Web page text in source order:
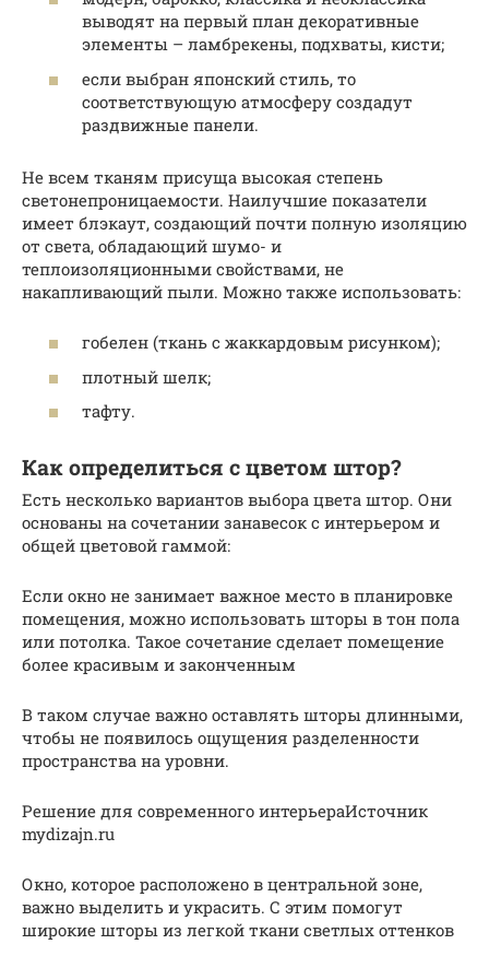
выводят на первый план декоративные
элементы – ламбрекены, подхваты, кисти;
если выбран японский стиль, то
соответствующую атмосферу создадут
раздвижные панели.
Не всем тканям присуща высокая степень
светонепроницаемости. Наилучшие показатели
имеет блэкаут, создающий почти полную изоляцию
от света, обладающий шумо- и
теплоизоляционными свойствами, не
накапливающий пыли. Можно также использовать:
гобелен (ткань с жаккардовым рисунком);
плотный шелк;
тафту.
Как определиться с цветом штор?
Есть несколько вариантов выбора цвета штор. Они
основаны на сочетании занавесок с интерьером и
общей цветовой гаммой:
Если окно не занимает важное место в планировке
помещения, можно использовать шторы в тон пола
или потолка. Такое сочетание сделает помещение
более красивым и законченным
В таком случае важно оставлять шторы длинными,
чтобы не появилось ощущения разделенности
пространства на уровни.
Решение для современного интерьераИсточник
mydizajn.ru
Окно, которое расположено в центральной зоне,
важно выделить и украсить. С этим помогут
широкие шторы из легкой ткани светлых оттенков